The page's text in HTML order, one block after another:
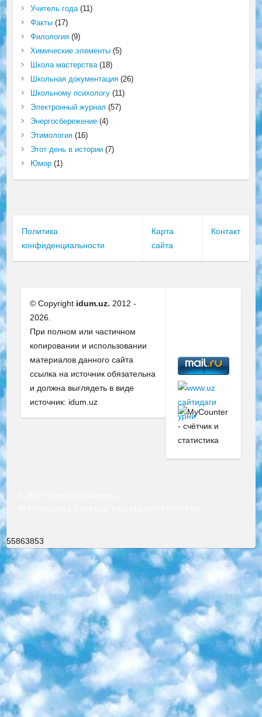
Учитель года(11)
Факты(17)
Филология(9)
Химические элементы(5)
Школа мастерства(18)
Школьная документация(26)
Школьному психологу(11)
Электронный журнал (57)
Энергосбережение(4)
Этимология(16)
Этот день в истории(7)
Юмор(1)
Политика
конфиденциальности
Карта
сайта
Контакт
© Copyright idum.uz. 2012 -
2026.
При полном или частичном
копировании и использовании
материалов данного сайта
ссылка на источник обязательна
и должна выглядеть в виде
источник: idum.uz
55863853